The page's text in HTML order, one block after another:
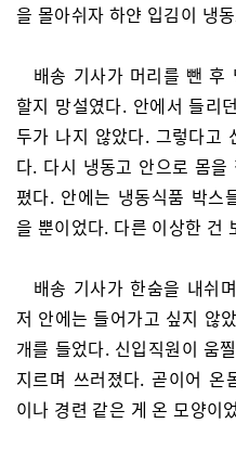
을 몰아쉬자 하얀 입김이 냉
배송 기사가 머리를 뺀 후
할지 망설였다. 안에서 들리
두가 나지 않았다. 그렇다고
다. 다시 냉동고 안으로 몸
폈다. 안에는 냉동식품 박스
을 뿐이었다. 다른 이상한 건
배송 기사가 한숨을 내쉬
저 안에는 들어가고 싶지 않
개를 들었다. 신입직원이 움
지르며 쓰러졌다. 곧이어 온
이나 경련 같은 게 온 모양이